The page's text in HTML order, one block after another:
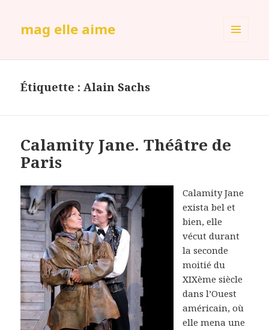
mag elle aime
Étiquette :Alain Sachs
Calamity Jane. Théâtre de
Paris
Calamity Jane
exista bel et
bien, elle
vécut durant
la seconde
moitié du
XIXème siècle
dans l’Ouest
américain, où
elle mena une